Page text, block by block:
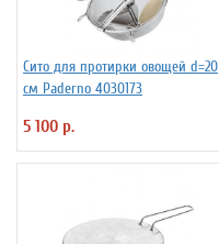
Сито для протирки овощей d=20
см Paderno 4030173
5 100 р.